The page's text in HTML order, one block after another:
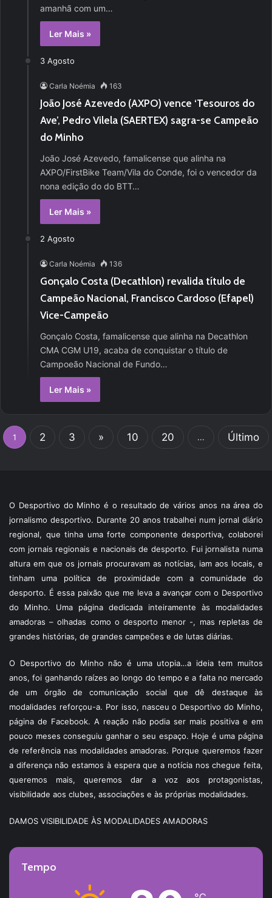
amanhã com um…
Ler Mais »
3 Agosto
Carla Noémia 163
João José Azevedo (AXPO) vence ‘Tesouros do
Ave’, Pedro Vilela (SAERTEX) sagra-se Campeão
do Minho
João José Azevedo, famalicense que alinha na
AXPO/FirstBike Team/Vila do Conde, foi o vencedor da
nona edição do do BTT…
Ler Mais »
2 Agosto
Carla Noémia 136
Gonçalo Costa (Decathlon) revalida título de
Campeão Nacional, Francisco Cardoso (Efapel)
Vice-Campeão
Gonçalo Costa, famalicense que alinha na Decathlon
CMA CGM U19, acaba de conquistar o título de
Campoeão Nacional de Fundo…
Ler Mais »
1 2 3 » 10 20 ... Último
O Desportivo do Minho é o resultado de vários anos na área do
jornalismo desportivo. Durante 20 anos trabalhei num jornal diário
regional, que tinha uma forte componente desportiva, colaborei
com jornais regionais e nacionais de desporto. Fui jornalista numa
altura em que os jornais procuravam as notícias, iam aos locais, e
tinham uma política de proximidade com a comunidade do
desporto. É essa paixão que me leva a avançar com o Desportivo
do Minho. Uma página dedicada inteiramente às modalidades
amadoras – olhadas como o desporto menor -, mas repletas de
grandes histórias, de grandes campeões e de lutas diárias.
O Desportivo do Minho não é uma utopia…a ideia tem muitos
anos, foi ganhando raízes ao longo do tempo e a falta no mercado
de um órgão de comunicação social que dê destaque às
modalidades reforçou-a. Por isso, nasceu o Desportivo do Minho,
página de Facebook. A reação não podia ser mais positiva e em
pouco meses conseguiu ganhar o seu espaço. Hoje é uma página
de referência nas modalidades amadoras. Porque queremos fazer
a diferença não estamos à espera que a notícia nos chegue feita,
queremos mais, queremos dar a voz aos protagonistas,
visibilidade aos clubes, associações e às próprias modalidades.
DAMOS VISIBILIDADE ÀS MODALIDADES AMADORAS
Tempo